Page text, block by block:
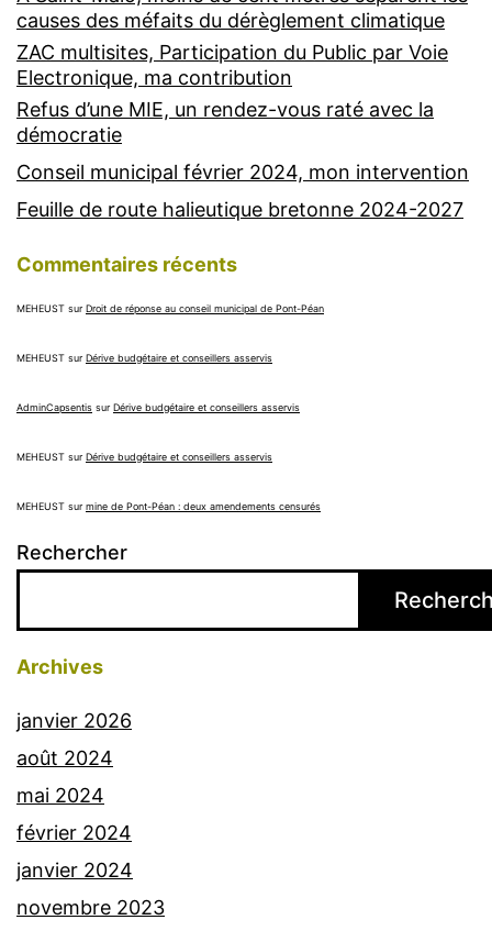
causes des méfaits du dérèglement climatique
ZAC multisites, Participation du Public par Voie
Electronique, ma contribution
Refus d’une MIE, un rendez-vous raté avec la
démocratie
Conseil municipal février 2024, mon intervention
Feuille de route halieutique bretonne 2024-2027
Commentaires récents
MEHEUST surDroit de réponse au conseil municipal de Pont-Péan
MEHEUST surDérive budgétaire et conseillers asservis
AdminCapsentis surDérive budgétaire et conseillers asservis
MEHEUST surDérive budgétaire et conseillers asservis
MEHEUST surmine de Pont-Péan : deux amendements censurés
Rechercher
Archives
janvier 2026
août 2024
mai 2024
février 2024
janvier 2024
novembre 2023